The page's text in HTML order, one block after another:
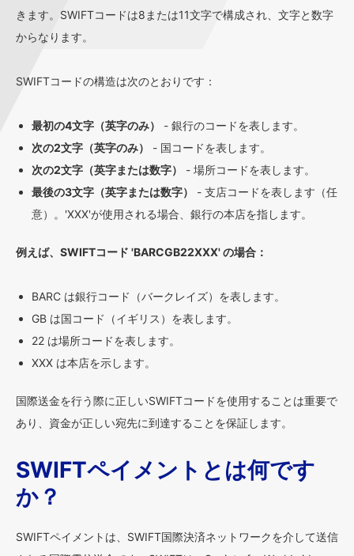
きます。SWIFTコードは8または11文字で構成され、文字と数字
からなります。
SWIFTコードの構造は次のとおりです：
最初の4文字（英字のみ）
- 銀行のコードを表します。
次の2文字（英字のみ）
- 国コードを表します。
次の2文字（英字または数字）
- 場所コードを表します。
最後の3文字（英字または数字）
- 支店コードを表します（任
意）。'XXX'が使用される場合、銀行の本店を指します。
例えば、SWIFTコード 'BARCGB22XXX' の場合：
BARC は銀行コード（バークレイズ）を表します。
GB は国コード（イギリス）を表します。
22 は場所コードを表します。
XXX は本店を示します。
国際送金を行う際に正しいSWIFTコードを使用することは重要で
あり、資金が正しい宛先に到達することを保証します。
SWIFTペイメントとは何です
か？
SWIFTペイメントは、SWIFT国際決済ネットワークを介して送信